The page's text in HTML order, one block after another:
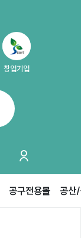
창업기업
공구전용몰 공산